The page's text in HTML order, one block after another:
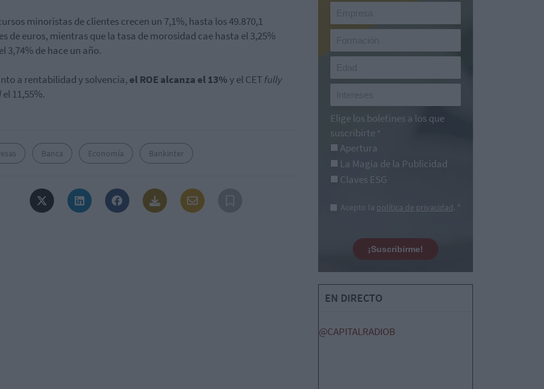
minoristas de clientes crecen un 7,1%, hasta los 49.870,1
de euros, mientras que la tasa de morosidad cae hasta el 3,25%
3,74% de hace un año.
a rentabilidad y solvencia, el ROE alcanza el 13%y el CETfully
el 11,55%.
Banca Economía Bankinter
Elige los boletines a los que
suscribirte *
Apertura
La Magia de la Publicidad
Claves ESG
Acepto la política de privacidad. *
¡Suscribirme!
EN DIRECTO
@CAPITALRADIOB